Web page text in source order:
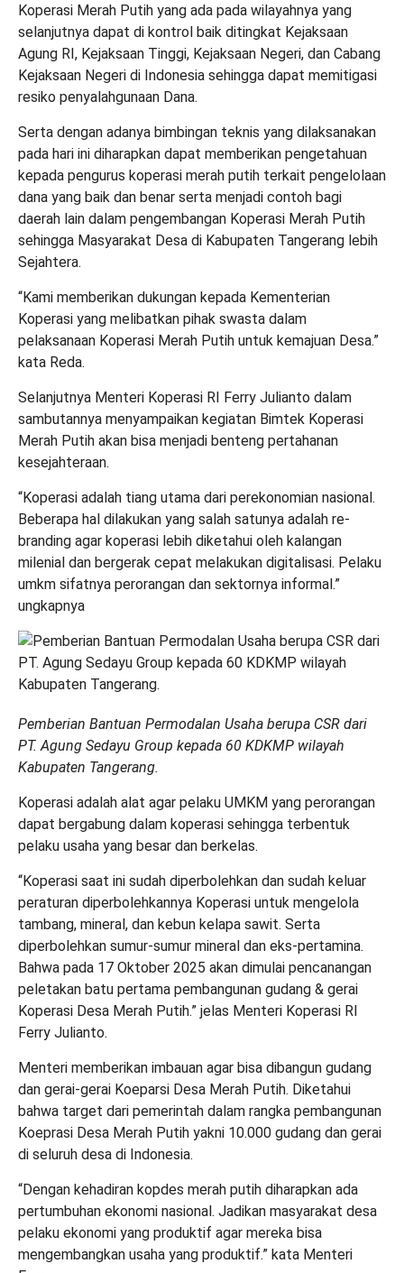
Koperasi Merah Putih yang ada pada wilayahnya yang
selanjutnya dapat di kontrol baik ditingkat Kejaksaan
Agung RI, Kejaksaan Tinggi, Kejaksaan Negeri, dan Cabang
Kejaksaan Negeri di Indonesia sehingga dapat memitigasi
resiko penyalahgunaan Dana.
Serta dengan adanya bimbingan teknis yang dilaksanakan
pada hari ini diharapkan dapat memberikan pengetahuan
kepada pengurus koperasi merah putih terkait pengelolaan
dana yang baik dan benar serta menjadi contoh bagi
daerah lain dalam pengembangan Koperasi Merah Putih
sehingga Masyarakat Desa di Kabupaten Tangerang lebih
Sejahtera.
“Kami memberikan dukungan kepada Kementerian
Koperasi yang melibatkan pihak swasta dalam
pelaksanaan Koperasi Merah Putih untuk kemajuan Desa.”
kata Reda.
Selanjutnya Menteri Koperasi RI Ferry Julianto dalam
sambutannya menyampaikan kegiatan Bimtek Koperasi
Merah Putih akan bisa menjadi benteng pertahanan
kesejahteraan.
“Koperasi adalah tiang utama dari perekonomian nasional.
Beberapa hal dilakukan yang salah satunya adalah re-
branding agar koperasi lebih diketahui oleh kalangan
milenial dan bergerak cepat melakukan digitalisasi. Pelaku
umkm sifatnya perorangan dan sektornya informal.”
ungkapnya
Pemberian Bantuan Permodalan Usaha berupa CSR dari
PT. Agung Sedayu Group kepada 60 KDKMP wilayah
Kabupaten Tangerang.
Koperasi adalah alat agar pelaku UMKM yang perorangan
dapat bergabung dalam koperasi sehingga terbentuk
pelaku usaha yang besar dan berkelas.
“Koperasi saat ini sudah diperbolehkan dan sudah keluar
peraturan diperbolehkannya Koperasi untuk mengelola
tambang, mineral, dan kebun kelapa sawit. Serta
diperbolehkan sumur-sumur mineral dan eks-pertamina.
Bahwa pada 17 Oktober 2025 akan dimulai pencanangan
peletakan batu pertama pembangunan gudang & gerai
Koperasi Desa Merah Putih.” jelas Menteri Koperasi RI
Ferry Julianto.
Menteri memberikan imbauan agar bisa dibangun gudang
dan gerai-gerai Koeparsi Desa Merah Putih. Diketahui
bahwa target dari pemerintah dalam rangka pembangunan
Koeprasi Desa Merah Putih yakni 10.000 gudang dan gerai
di seluruh desa di Indonesia.
“Dengan kehadiran kopdes merah putih diharapkan ada
pertumbuhan ekonomi nasional. Jadikan masyarakat desa
pelaku ekonomi yang produktif agar mereka bisa
mengembangkan usaha yang produktif.” kata Menteri